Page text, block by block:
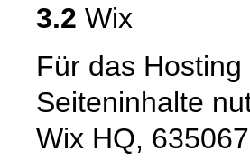
3.2 Wix
Für das
Seiteninhalte
Wix HQ,